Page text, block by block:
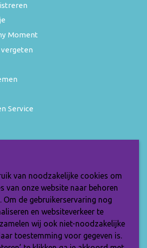
Moment
Service
blijven van de nieuwste
aanbiedingen? Vul je e-
in en ontvang de Make My
van noodzakelijke cookies om
van onze website naar behoren
Om de gebruikerservaring nog
en websiteverkeer te
wij ook niet-noodzakelijke
toestemming voor gegeven is.